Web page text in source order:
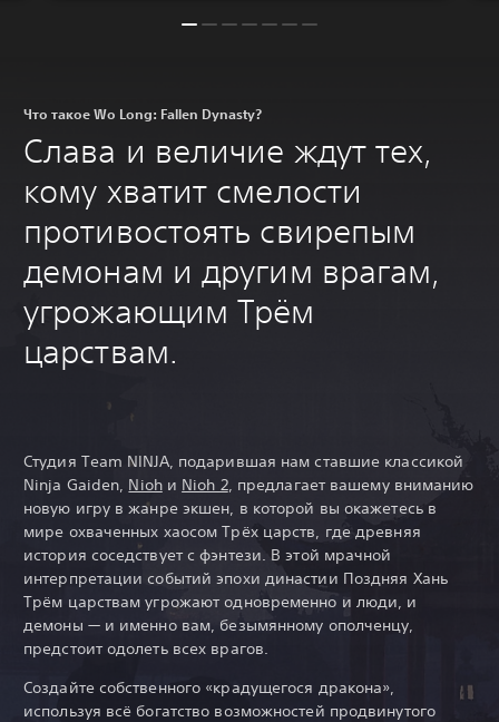
Что такое Wo Long: Fallen Dynasty?
Слава и величие ждут тех,
кому хватит смелости
противостоять свирепым
демонам и другим врагам,
угрожающим Трём
царствам.
Студия Team NINJA, подарившая нам ставшие классикой
Ninja Gaiden, Niohи Nioh 2, предлагает вашему вниманию
новую игру в жанре экшен, в которой вы окажетесь в
мире охваченных хаосом Трёх царств, где древняя
история соседствует с фэнтези. В этой мрачной
интерпретации событий эпохи династии Поздняя Хань
Трём царствам угрожают одновременно и люди, и
демоны — и именно вам, безымянному ополченцу,
предстоит одолеть всех врагов.
Создайте собственного «крадущегося дракона»,
используя всё богатство возможностей продвинутого